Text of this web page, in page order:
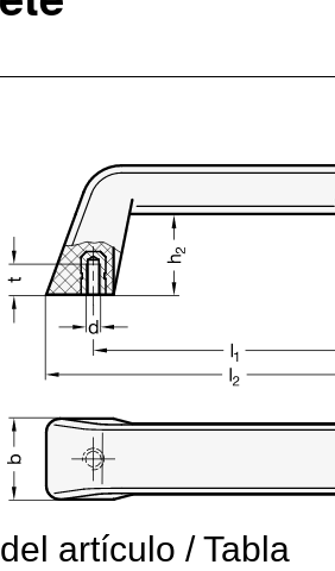
artículo / Tabla